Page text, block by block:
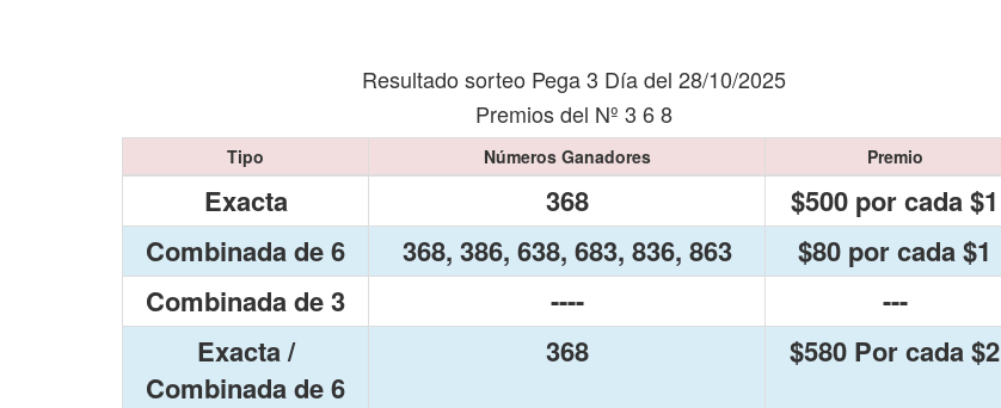
Resultado sorteo Pega 3 Día del 28/10/2025
Premios del Nº 3 6 8
Tipo Números Ganadores Premio
Exacta 368
$500 por cada $1
Combinada de 6
368, 386, 638, 683, 836, 863
$80 por cada $1
Combinada de 3
----
---
Exacta /
Combinada de 6
368 $580 Por cada $2